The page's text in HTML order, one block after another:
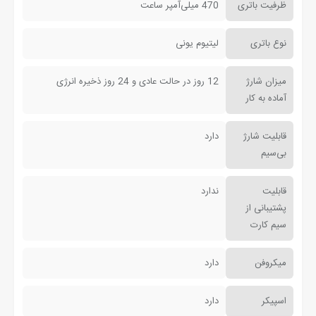
ظرفیت باتری 470 میلی‌آمپر ساعت
نوع باتری لیتیوم یونی
میزان شارژ
آماده به کار
12 روز در حالت عادی و 24 روز ذخیره انرژی
قابلیت شارژ
بی‌سیم
دارد
قابلیت
پشتیبانی از
سیم کارت
ندارد
میکروفن دارد
اسپیکر دارد